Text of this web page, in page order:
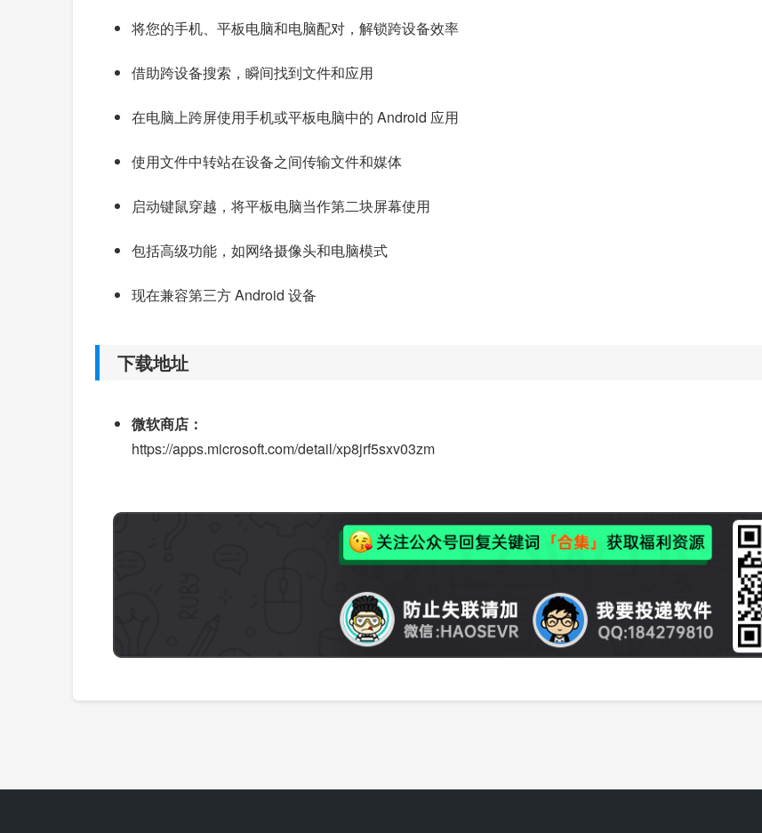
将您的手机、平板电脑和电脑配对，解锁跨设备效率
借助跨设备搜索，瞬间找到文件和应用
在电脑上跨屏使用手机或平板电脑中的 Android 应用
使用文件中转站在设备之间传输文件和媒体
启动键鼠穿越，将平板电脑当作第二块屏幕使用
包括高级功能，如网络摄像头和电脑模式
现在兼容第三方 Android 设备
下载地址
微软商店：
https://apps.microsoft.com/detail/xp8jrf5sxv03zm